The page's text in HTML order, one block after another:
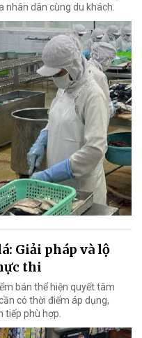
nhân dân cùng du khách.
Giải pháp và lộ
thi
bán thể hiện quyết tâm
có thời điểm áp dụng,
tiếp phù hợp.